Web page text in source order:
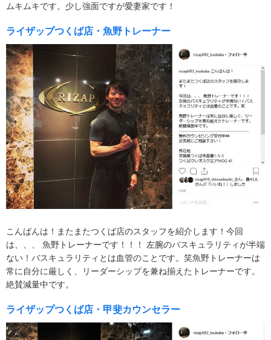
ムキムキです。少し強面ですが愛妻家です！
ライザップつくば店・魚野トレーナー
こんばんは！またまたつくば店のスタッフを紹介します！今回
は、、、 魚野トレーナーです！！！ 左腕のバスキュラリティが半端
ない！バスキュラリティとは血管のことです。笑魚野トレーナーは
常に自分に厳しく、リーダーシップを兼ね揃えたトレーナーです。
絶賛減量中です。
ライザップつくば店・甲斐カウンセラー